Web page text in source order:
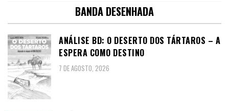
BANDA DESENHADA
ANÁLISE BD: O DESERTO DOS TÁRTAROS – A
ESPERA COMO DESTINO
7 DE AGOSTO, 2026